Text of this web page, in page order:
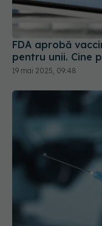
FDA aprobă
pentru unii. Cine
19 mai 2025, 09:48